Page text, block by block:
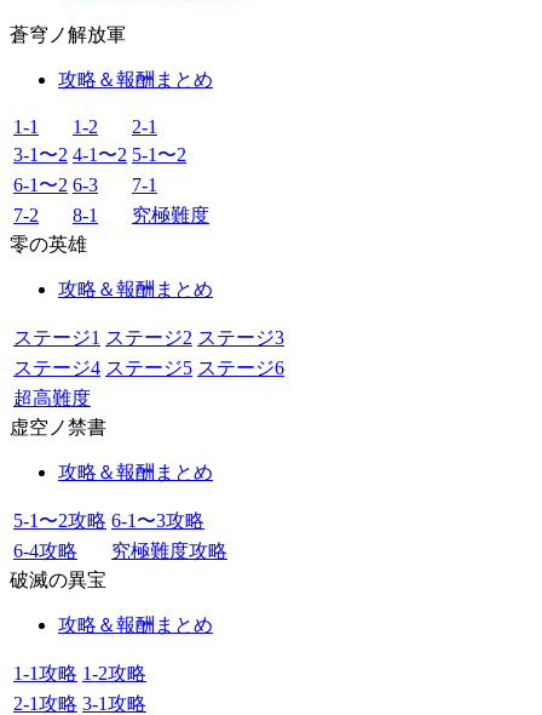
蒼穹ノ解放軍
攻略＆報酬まとめ
1-1 1-2
2-1
3-1〜2 4-1〜2 5-1〜2
6-1〜2 6-3
7-1
7-2
8-1
究極難度
零の英雄
攻略＆報酬まとめ
ステージ1 ステージ2 ステージ3
ステージ4 ステージ5 ステージ6
超高難度
虚空ノ禁書
攻略＆報酬まとめ
5-1〜2攻略 6-1〜3攻略
6-4攻略
究極難度攻略
破滅の異宝
攻略＆報酬まとめ
1-1攻略 1-2攻略
2-1攻略 3-1攻略